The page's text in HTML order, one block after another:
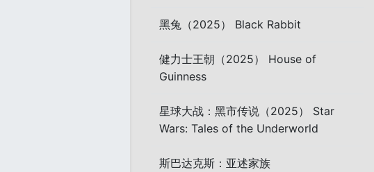
黑兔（2025） Black Rabbit
健力士王朝（2025） House of
Guinness
星球大战：黑市传说（2025） Star
Wars: Tales of the Underworld
斯巴达克斯：亚述家族